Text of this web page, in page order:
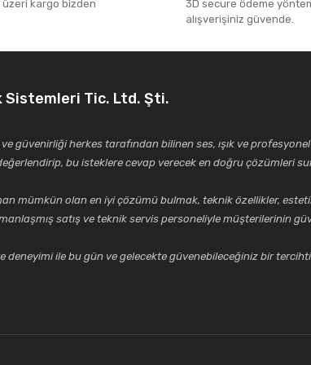
bulunuyor.
üzeri kargo bizden
3D secure ödeme
alışverişiniz güvende.
Sistemleri Tic. Ltd. Şti.
herkes tarafından bilinen ses, ışık ve
bu isteklere cevap verecek en doğru çözümleri
olan en iyi çözümü bulmak, teknik özellikler, estetik
satış ve teknik servis personeliyle müşterilerinin
deneyimi ile bu gün ve gelecekte güvenebileceğiniz bir